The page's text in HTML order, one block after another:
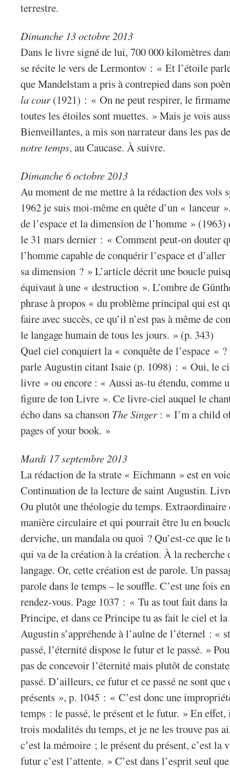
terrestre.
Dimanche 13 octobre 2013
Dans le livre signé de lui, 700 000 kilomètres
se récite le vers de Lermontov : « Et l’étoile
que Mandelstam a pris à contrepied dans son
la cour(1921) : « On ne peut respirer, le
toutes les étoiles sont muettes. » Mais je vois
Bienveillantes, a mis son narrateur dans les pas
notre temps, au Caucase. À suivre.
Dimanche 6 octobre 2013
Au moment de me mettre à la rédaction des vols
1962 je suis moi-même en quête d’un « lanceur
de l’espace et la dimension de l’homme »
le 31 mars dernier : « Comment peut-on douter
l’homme capable de conquérir l’espace et
sa dimension ? » L’article décrit une boucle
équivaut à une « destruction ». L’ombre de
phrase à propos « du problème principal qui est
faire avec succès, ce qu’il n’est pas à même de
le langage humain de tous les jours. » (p. 343)
Quel ciel conquiert la « conquête de l’espace »
parle Augustin citant Isaie (p. 1098) : « Oui, le
livre » ou encore : « Aussi as-tu étendu, comme
figure de ton Livre ». Ce livre-ciel auquel le
écho dans sa chanson The Singer: « I’m a child
pages of your book. »
Mardi 17 septembre 2013
La rédaction de la strate « Eichmann » est en
Continuation de la lecture de saint Augustin.
Ou plutôt une théologie du temps.
manière circulaire et qui pourrait être lu en
derviche, un mandala ou quoi ? Qu’est-ce que le
qui va de la création à la création. À la recherche
langage. Or, cette création est de parole. Un
parole dans le temps – le souffle. C’est une fois
rendez-vous. Page 1037 : « Tu as tout fait dans
Principe, et dans ce Principe tu as fait le ciel et
Augustin s’appréhende à l’aulne de l’éternel : «
passé, l’éternité dispose le futur et le passé. »
pas de concevoir l’éternité mais plutôt de
passé. D’ailleurs, ce futur et ce passé ne sont
présents », p. 1045 : « C’est donc une
temps : le passé, le présent et le futur. » En effet,
trois modalités du temps, et je ne les trouve pas
c’est la mémoire ; le présent du présent, c’est
futur c’est l’attente. » C’est dans l’esprit seul